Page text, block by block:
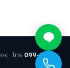
· โทร 099-262-